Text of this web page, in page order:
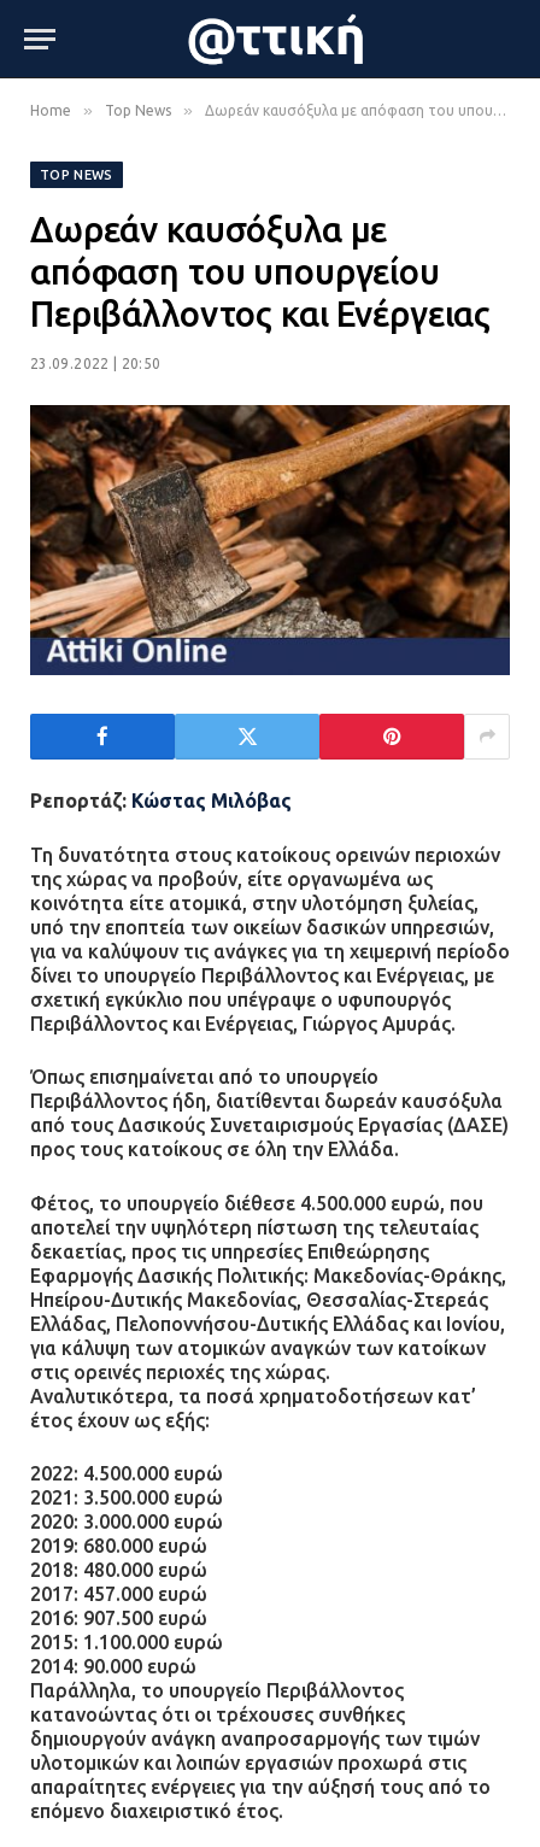
Home » Top News » Δωρεάν καυσόξυλα με απόφαση του υπουργείου Περιβάλλοντος και Ενέργειας
TOP NEWS
Δωρεάν καυσόξυλα με
απόφαση του υπουργείου
Περιβάλλοντος και Ενέργειας
23.09.2022 | 20:50
Ρεπορτάζ: Κώστας Μιλόβας
Τη δυνατότητα στους κατοίκους ορεινών περιοχών
της χώρας να προβούν, είτε οργανωμένα ως
κοινότητα είτε ατομικά, στην υλοτόμηση ξυλείας,
υπό την εποπτεία των οικείων δασικών υπηρεσιών,
για να καλύψουν τις ανάγκες για τη χειμερινή περίοδο
δίνει το υπουργείο Περιβάλλοντος και Ενέργειας, με
σχετική εγκύκλιο που υπέγραψε ο υφυπουργός
Περιβάλλοντος και Ενέργειας, Γιώργος Αμυράς.
Όπως επισημαίνεται από το υπουργείο
Περιβάλλοντος ήδη, διατίθενται δωρεάν καυσόξυλα
από τους Δασικούς Συνεταιρισμούς Εργασίας (ΔΑΣΕ)
προς τους κατοίκους σε όλη την Ελλάδα.
Φέτος, το υπουργείο διέθεσε 4.500.000 ευρώ, που
αποτελεί την υψηλότερη πίστωση της τελευταίας
δεκαετίας, προς τις υπηρεσίες Επιθεώρησης
Εφαρμογής Δασικής Πολιτικής: Μακεδονίας-Θράκης,
Ηπείρου-Δυτικής Μακεδονίας, Θεσσαλίας-Στερεάς
Ελλάδας, Πελοποννήσου-Δυτικής Ελλάδας και Ιονίου,
για κάλυψη των ατομικών αναγκών των κατοίκων
στις ορεινές περιοχές της χώρας.
Αναλυτικότερα, τα ποσά χρηματοδοτήσεων κατ’
έτος έχουν ως εξής:
2022: 4.500.000 ευρώ
2021: 3.500.000 ευρώ
2020: 3.000.000 ευρώ
2019: 680.000 ευρώ
2018: 480.000 ευρώ
2017: 457.000 ευρώ
2016: 907.500 ευρώ
2015: 1.100.000 ευρώ
2014: 90.000 ευρώ
Παράλληλα, το υπουργείο Περιβάλλοντος
κατανοώντας ότι οι τρέχουσες συνθήκες
δημιουργούν ανάγκη αναπροσαρμογής των τιμών
υλοτομικών και λοιπών εργασιών προχωρά στις
απαραίτητες ενέργειες για την αύξησή τους από το
επόμενο διαχειριστικό έτος.